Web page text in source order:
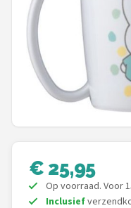
Chouette-
Little Dutch
Happy Horse
Soft Touch
FRIGG
Meyco
€ 25,95
Op voorraad. Voor
Inclusief